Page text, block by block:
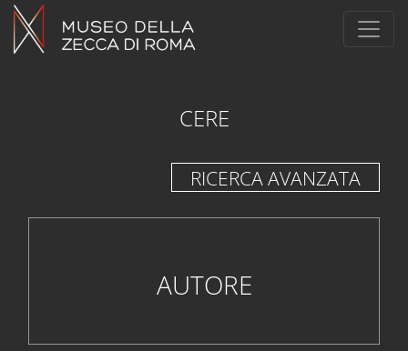
CERE
RICERCA AVANZATA
AUTORE